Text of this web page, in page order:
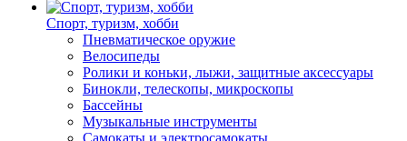
Спорт, туризм, хобби
Пневматическое оружие
Велосипеды
Ролики и коньки, лыжи, защитные аксессуары
Бинокли, телескопы, микроскопы
Бассейны
Музыкальные инструменты
Самокаты и электросамокаты